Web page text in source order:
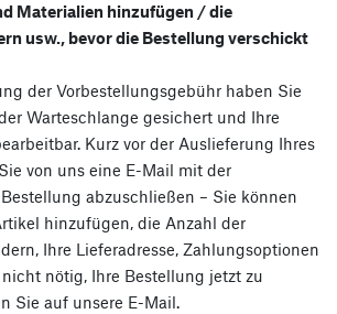
Materialien hinzufügen / die
usw., bevor die Bestellung verschickt
der Vorbestellungsgebühr haben Sie
Warteschlange gesichert und Ihre
Kurz vor der Auslieferung Ihres
von uns eine E-Mail mit der
abzuschließen – Sie können
hinzufügen, die Anzahl der
Ihre Lieferadresse, Zahlungsoptionen
nicht nötig, Ihre Bestellung jetzt zu
Sie auf unsere E-Mail.